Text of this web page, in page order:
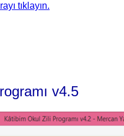
tıklayın.
v4.5